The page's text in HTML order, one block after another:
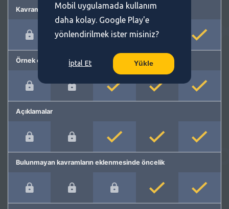
Kavram önerme
Örnek cümleler
Açıklamalar
Bulunmayan kavramların eklenmesinde öncelik
Mobil uygulamada kullanım
daha kolay. Google Play'e
yönlendirilmek ister misiniz?
İptal Et Yükle